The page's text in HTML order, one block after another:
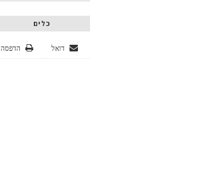
כלים
הדפסה דואל